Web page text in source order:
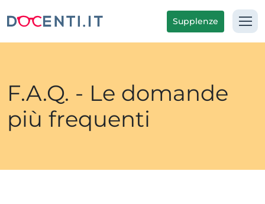
Supplenze
F.A.Q. - Le domande
più frequenti